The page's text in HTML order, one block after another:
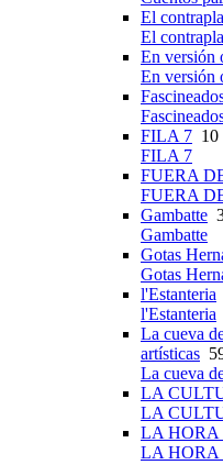
El
El
En versión
En versión
FILA 7 10
FILA 7
FUERA
FUERA
Gambatte
Gambatte
Gotas
Gotas
l'Estanteria
l'Estanteria
La cueva
artísticas
La cueva
LA
LA
LA HORA
LA HORA